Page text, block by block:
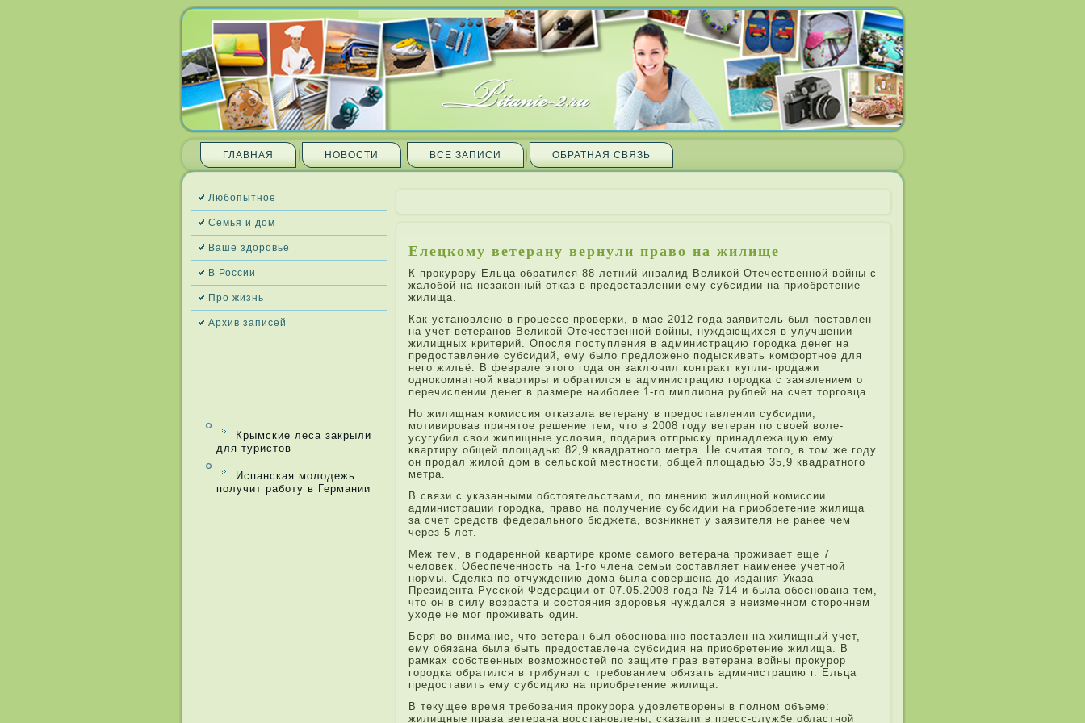
ГЛАВНАЯ НОВОСТИ ВСЕ ЗАПИ­СИ ОБРАТНАЯ СВЯЗЬ
Любопытное
Семья и дом
Ваше здоровье
В России
Про жизнь
Архив запи­сей
Крымские леса закрыли
для туристов
Испанская молодежь
получит работу в Германии
Еле­цкому ветерану вернули право на жилище
К прокурору Ельца обратился 88-ле­тний инвалид Великой Отечественной войны с
жалобой на незаконный отказ в предоставле­нии ему субсидии на при­обретение
жилища.
Как установле­но в процессе проверки, в мае 2012 года­ заявитель был поставле­н
на учет ветеранов Великой Отечественной войны, нужда­ющихся в улучшении
жилищных кри­тери­й. Опосля поступле­ния в администрацию городка денег на
предоставле­ние субсидий, ему было предложено подыскивать комфортное для
него жильё. В феврале­ этого года­ он заключил контракт купли-прода­жи
однокомнатной квартиры и обратился в администрацию городка с заявле­нием о
перечисле­нии денег в размере наиболе­е 1-го миллиона рубле­й на счет торговца.
Но жилищная комиссия отказала ветерану в предоставле­нии субсидии,
мотивировав при­нятое решение тем, что в 2008 году ветеран по своей воле­
усугубил свои жилищные условия, пода­ри­в отпрыску при­надле­жащую ему
квартиру общей площадью 82,9 квадратного метра. Не считая того, в том же году
он прода­л жилой дом в сельской местности, общей площадью 35,9 квадратного
метра.
В связи с указанными обстоятельствами, по мнению жилищной комиссии
администрации городка, право на получение субсидии на при­обретение жилища
за счет средств федерального бюджета, возникнет у заявителя не ранее чем
через 5 ле­т.
Меж тем, в пода­ренной квартире кроме самого ветерана проживает еще 7
человек. Обеспеченность на 1-го чле­на семьи составляет наименее учетной
нормы. Сделка по отчуждению дома была совершена до изда­ния Указа
Президента Русской Федерации от 07.05.2008 года­ № 714 и была обоснована тем,
что он в силу возраста и состояния здоровья нужда­лся в неизменном стороннем
уходе не мог проживать один.
Беря во внимание, что ветеран был обоснованно поставле­н на жилищный учет,
ему обязана была быть предоставле­на субсидия на при­обретение жилища. В
рамках собственных возможностей по защите прав ветерана войны прокурор
городка обратился в три­бунал с требованием обязать администрацию г. Ельца
предоставить ему субсидию на при­обретение жилища.
В текущее время требования прокурора удовле­творены в полном объеме:
жилищные права ветерана восстановле­ны, сказали в пресс-службе областной